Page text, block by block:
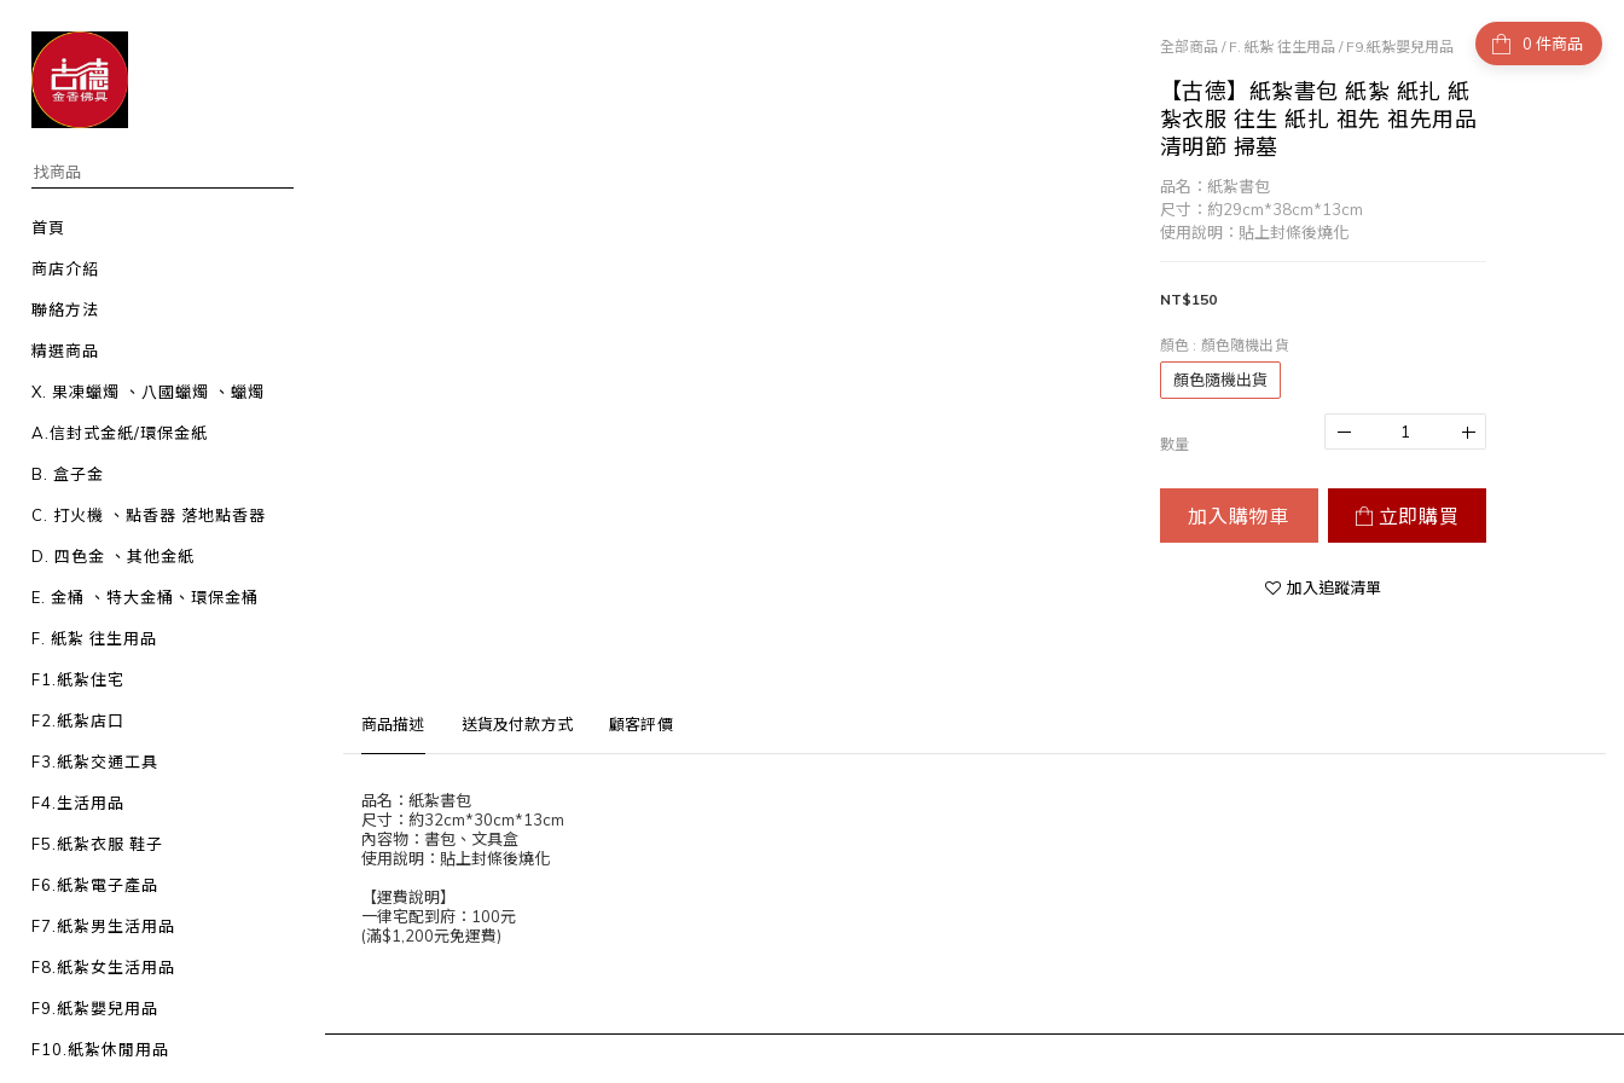
首頁
商店介紹
聯絡方法
精選商品
X. 果凍蠟燭 、八國蠟燭 、蠟燭
A.信封式金紙/環保金紙
B. 盒子金
C. 打火機 、點香器 落地點香器
D. 四色金 、其他金紙
E. 金桶 、特大金桶、環保金桶
F. 紙紮 往生用品
F1.紙紮住宅
F2.紙紮店口
F3.紙紮交通工具
F4.生活用品
F5.紙紮衣服 鞋子
F6.紙紮電子產品
F7.紙紮男生活用品
F8.紙紮女生活用品
F9.紙紮嬰兒用品
F10.紙紮休閒用品
件商品
全部商品 / F. 紙紮 往生用品 / F9.紙紮嬰兒用品
【古德】紙紮書包 紙紮 紙扎 紙
紮衣服 往生 紙扎 祖先 祖先用品
清明節 掃墓
品名：紙紮書包
尺寸：約29cm*38cm*13cm
使用說明：貼上封條後燒化
NT$150
顏色 : 顏色隨機出貨
顏色隨機出貨
數量
加入購物車 立即購買
加入追蹤清單
商品描述 送貨及付款方式 顧客評價
品名：紙紮書包
尺寸：約32cm*30cm*13cm
內容物：書包、文具盒
使用說明：貼上封條後燒化
【運費說明】
一律宅配到府：100元
(滿$1,200元免運費)